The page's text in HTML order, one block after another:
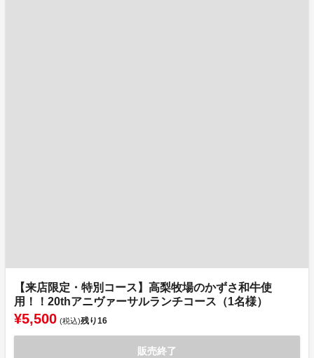
【来店限定・特別コース】高梨牧場のかずさ和牛使
用！！20thアニヴァーサルランチコース（1名様）
¥5,500 (税込)残り16
販売終了